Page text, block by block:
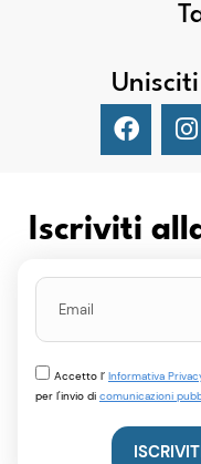
Iscriviti
Accetto l’ Informativa
per l'invio di comunicazioni